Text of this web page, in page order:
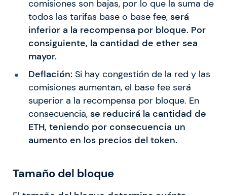
comisiones son bajas, por lo que la suma de
todos las tarifas base o base fee, será
inferior a la recompensa por bloque. Por
consiguiente, la cantidad de ether sea
mayor.
Deflación: Si hay congestión de la red y las
comisiones aumentan, el base fee será
superior a la recompensa por bloque. En
consecuencia, se reducirá la cantidad de
ETH, teniendo por consecuencia un
aumento en los precios del token.
Tamaño del bloque